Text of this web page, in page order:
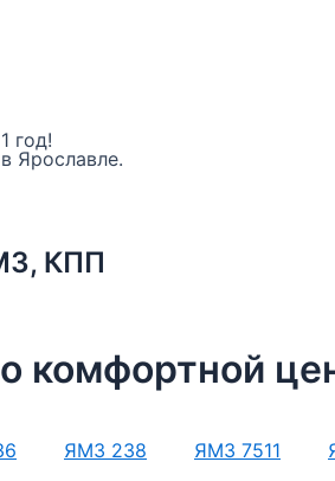
год!
Ярославле.
КПП
комфортной
ЯМЗ 238 ЯМЗ 7511